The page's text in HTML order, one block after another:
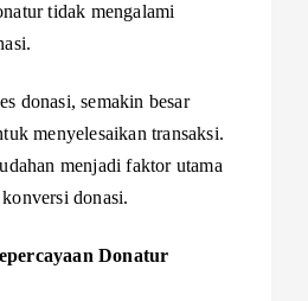
tidak mengalami
donasi, semakin besar
menyelesaikan transaksi.
menjadi faktor utama
donasi.
Donatur